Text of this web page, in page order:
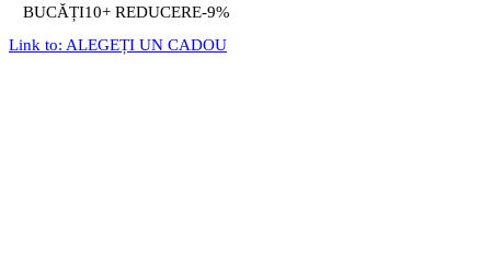
10+
-9%
Link to: ALEGEȚI UN CADOU